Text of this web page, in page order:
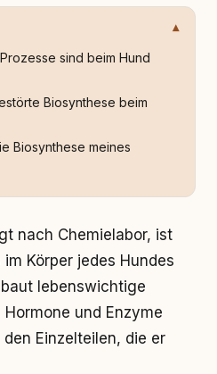
sind beim Hund
Biosynthese beim
Biosynthese meines
nach Chemielabor, ist
Körper jedes Hundes
lebenswichtige
und Enzyme
Einzelteilen, die er